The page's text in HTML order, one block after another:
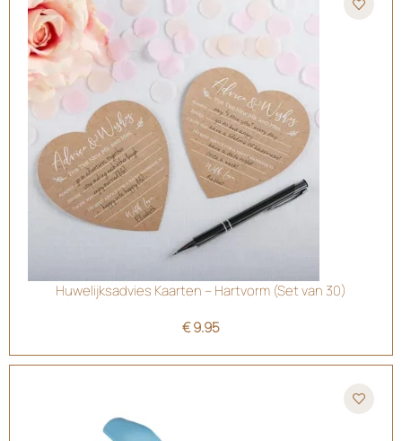
Huwelijksadvies Kaarten – Hartvorm (Set van 30)
€9.95